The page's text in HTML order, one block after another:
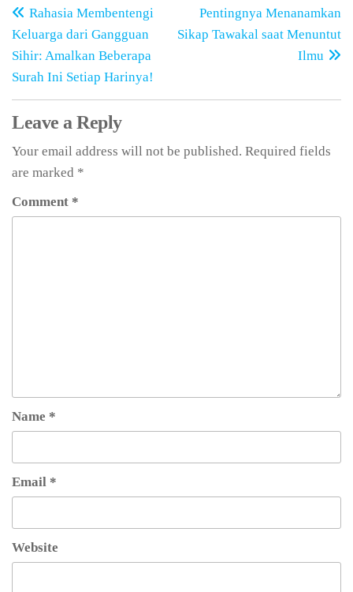
Rahasia Membentengi
Keluarga dari Gangguan
Sihir: Amalkan Beberapa
Surah Ini Setiap Harinya!
Pentingnya Menanamkan
Sikap Tawakal saat Menuntut
Ilmu
Leave a Reply
Your email address will not be published. Required fields
are marked *
Comment *
Name *
Email *
Website